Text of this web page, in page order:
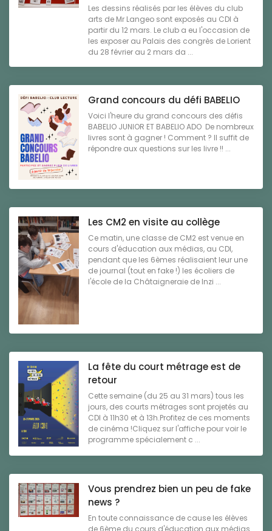
Les dessins réalisés par les élèves du club
arts de Mr Langeo sont exposés au CDI à
partir du 12 mars. Le club a eu l'occasion de
les exposer au Palais des congrès de Lorient
du 28 février au 2 mars da ...
Grand concours du défi BABELIO
Voici l'heure du grand concours des défis
BABELIO JUNIOR ET BABELIO ADO De nombreux
livres sont à gagner ! Comment ? Il suffit de
répondre aux questions sur les livre !! ...
Les CM2 en visite au collège
Ce matin, une classe de CM2 est venue en
cours d'éducation aux médias, au CDI,
pendant que les 6èmes réalisaient leur une
de journal (tout en fake !) les écoliers de
l'école de la Châtaigneraie de Inzi ...
La fête du court métrage est de
retour
Cette semaine (du 25 au 31 mars) tous les
jours, des courts métrages sont projetés au
CDI à 11h30 et à 13h.Profitez de ces moments
de cinéma !Cliquez sur l'affiche pour voir le
programme spécialement c ...
Vous prendrez bien un peu de fake
news ?
En toute connaissance de cause les élèves
de 6ème du cours d'éducation aux médias